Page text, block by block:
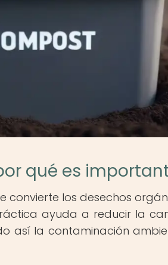
qué es
convierte los desechos
ayuda a reducir la
así la contaminación